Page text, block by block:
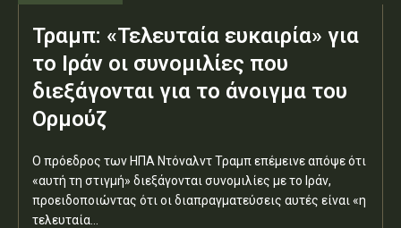
Τραμπ: «Τελευταία ευκαιρία» για
το Ιράν οι συνομιλίες που
διεξάγονται για το άνοιγμα του
Ορμούζ
Ο πρόεδρος των ΗΠΑ Ντόναλντ Τραμπ επέμεινε απόψε ότι
«αυτή τη στιγμή» διεξάγονται συνομιλίες με το Ιράν,
προειδοποιώντας ότι οι διαπραγματεύσεις αυτές είναι «η
τελευταία...